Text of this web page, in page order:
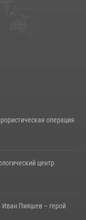
операция
центр
Иван Пияшев – герой